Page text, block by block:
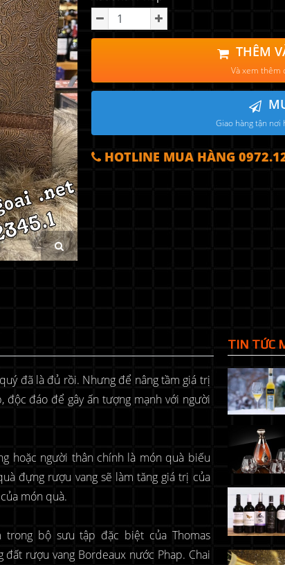
THÊM
Và xem thêm
Giao hàng tận nơi
HOTLINE MUA HÀNG
đã là đủ rồi. Nhưng để nâng tầm giá trị
đáo để gây ấn tượng mạnh với người
hoặc người thân chính là món quà biếu
đựng rượu vang sẽ làm tăng giá trị của
món quà.
trong bộ sưu tập đặc biệt của Thomas
rượu vang Bordeaux nước Phap. Chai
TIN TỨC